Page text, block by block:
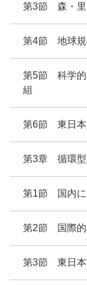
第3節 森・里
第4節 地球規
第5節 科学的
組
第6節 東日本
第3章 循環型
第1節 国内に
第2節 国際的
第3節 東日本